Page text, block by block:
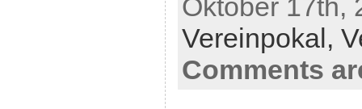
Oktober 17th,
Vereinpokal,
Comments